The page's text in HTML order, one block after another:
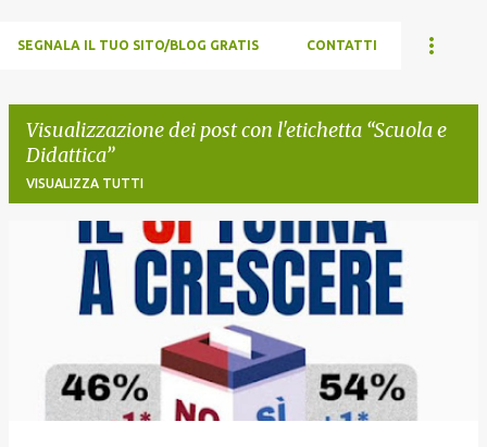
SEGNALA IL TUO SITO/BLOG GRATIS CONTATTI
Visualizzazione dei post con l'etichetta Scuola e
Didattica
VISUALIZZA TUTTI